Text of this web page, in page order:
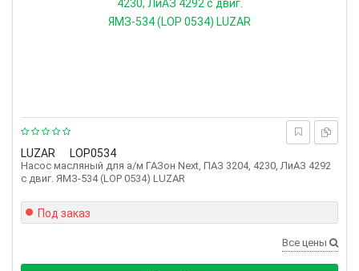
LUZAR LOP0534
Насос масляный для а/м ГАЗон Next, ПАЗ 3204, 4230, ЛиАЗ 4292
с двиг. ЯМЗ-534 (LOP 0534) LUZAR
Под заказ
Все цены